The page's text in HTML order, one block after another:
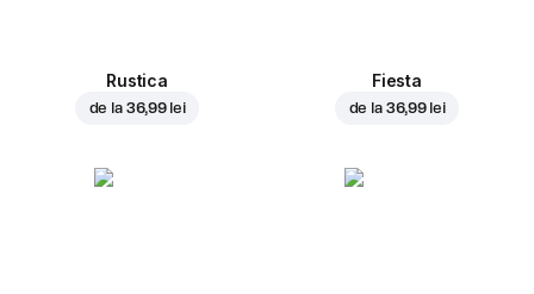
Rustica
de la 36,99 lei
Fiesta
de la 36,99 lei